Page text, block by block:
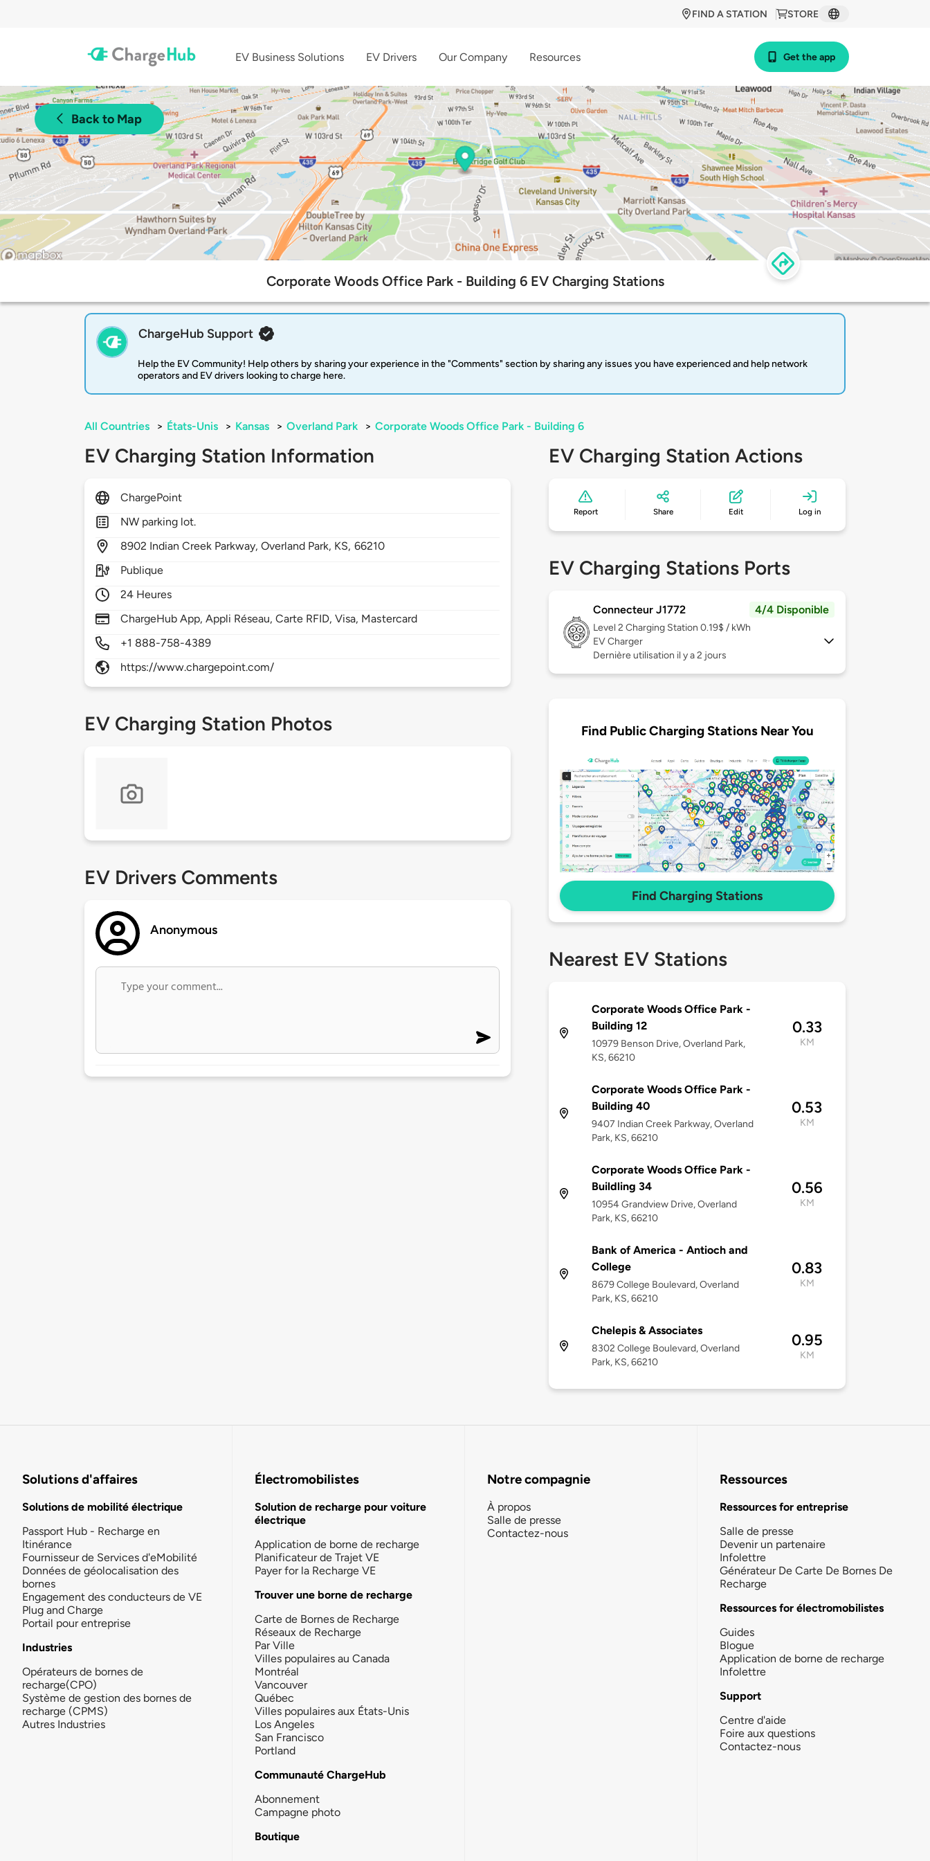
STORE
FIND A STATION
EV Business Solutions EV Drivers Our Company Resources Get the app
Back to Map
Corporate Woods Office Park - Building 6 EV Charging Stations
ChargeHub Support
Help the EV Community! Help others by sharing your experience in the "Comments" section by sharing any issues you have experienced and help network
operators and EV drivers looking to charge here.
All Countries > États-Unis > Kansas > Overland Park > Corporate Woods Office Park - Building 6
EV Charging Station Information
ChargePoint
NW parking lot.
8902 Indian Creek Parkway,Overland Park, KS, 66210
Publique
24 Heures
ChargeHub App, Appli Réseau, Carte RFID, Visa, Mastercard
+1 888-758-4389
https://www.chargepoint.com/
EV Charging Station Photos
EV Drivers Comments
Anonymous
EV Charging Station Actions
Report Share Edit Log in
EV Charging Stations Ports
Connecteur J1772 4/4 Disponible
Level 2 Charging Station 0.19$ / kWh
EV Charger
Dernière utilisation il y a 2 jours
Find Public Charging Stations Near You
Find Charging Stations
Nearest EV Stations
Corporate Woods Office Park -
Building 12
10979 Benson Drive, Overland Park,
KS, 66210
0.33
KM
Corporate Woods Office Park -
Building 40
9407 Indian Creek Parkway, Overland
Park, KS, 66210
0.53
KM
Corporate Woods Office Park -
Buildling 34
10954 Grandview Drive, Overland
Park, KS, 66210
0.56
KM
Bank of America - Antioch and
College
8679 College Boulevard, Overland
Park, KS, 66210
0.83
KM
Chelepis & Associates
8302 College Boulevard, Overland
Park, KS, 66210
0.95
KM
Solutions d'affaires
Solutions de mobilité électrique
Passport Hub - Recharge en
Itinérance
Fournisseur de Services d'eMobilité
Données de géolocalisation des
bornes
Engagement des conducteurs de VE
Plug and Charge
Portail pour entreprise
Industries
Opérateurs de bornes de
recharge(CPO)
Système de gestion des bornes de
recharge (CPMS)
Autres Industries
Électromobilistes
Solution de recharge pour voiture
électrique
Application de borne de recharge
Planificateur de Trajet VE
Payer for la Recharge VE
Trouver une borne de recharge
Carte de Bornes de Recharge
Réseaux de Recharge
Par Ville
Villes populaires au Canada
Montréal
Vancouver
Québec
Villes populaires aux États-Unis
Los Angeles
San Francisco
Portland
Communauté ChargeHub
Abonnement
Campagne photo
Boutique
Notre compagnie
À propos
Salle de presse
Contactez-nous
Ressources
Ressources for entreprise
Salle de presse
Devenir un partenaire
Infolettre
Générateur De Carte De Bornes De
Recharge
Ressources for électromobilistes
Guides
Blogue
Application de borne de recharge
Infolettre
Support
Centre d'aide
Foire aux questions
Contactez-nous